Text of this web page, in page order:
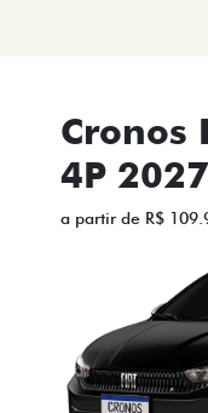
Cronos
4P 2027
a partir de R$